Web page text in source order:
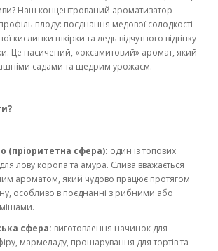
Наш концентрований ароматизатор
плоду: поєднання медової солодкості
кислинки шкірки та ледь відчутного відтінку
Це насичений, «оксамитовий» аромат, який
садами та щедрим урожаєм.
(пріоритетна сфера): один із топових
для лову коропа та амура. Слива вважається
ароматом, який чудово працює протягом
особливо в поєднанні з рибними або
сфера: виготовлення начинок для
мармеладу, прошарування для тортів та